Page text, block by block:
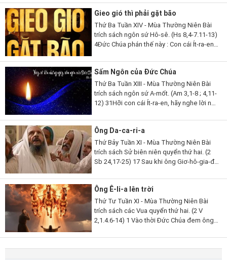
chẳng còn thần nào khác để Ngài phải
chứng tỏ...
Gieo gió thì phải gặt bão
Thứ Ba Tuần XIV - Mùa Thường Niên Bài
trích sách ngôn sứ Hô-sê. (Hs 8,4-7.11-13)
4Đức Chúa phán thế này : Con cái Ít-ra-en
tôn làm lãnh tụ kẻ Ta không biết,...
Sấm Ngôn của Đức Chúa
Thứ Ba Tuần XIII - Mùa Thường Niên Bài
trích sách ngôn sứ A-mốt. (Am 3,1-8 ; 4,11-
12) 31Hỡi con cái Ít-ra-en, hãy nghe lời này,
cáo toàn thể thị...
Ông Da-ca-ri-a
Thứ Bảy Tuần XI - Mùa Thường Niên Bài
trích sách Sử biên niên quyển thứ hai. (2
Sb 24,17-25) 17 Sau khi ông Giơ-hô-gia-đa
nhà vua và lúc ấy nhà vua...
Ông Ê-li-a lên trời
Thứ Tư Tuần XI - Mùa Thường Niên Bài
trích sách các Vua quyển thứ hai. (2 V
2,1.4.6-14) 1 Vào thời Đức Chúa đem ông
và ông Ê-li-sa rời Ghin-gan. 4 Các...